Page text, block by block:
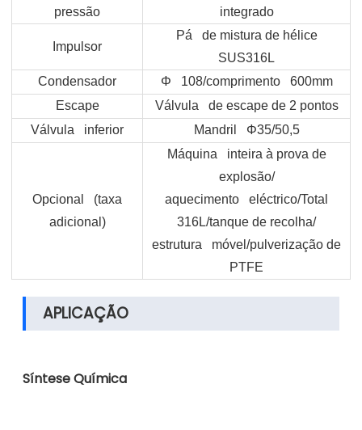
pressão integrado
Impulsor
Pá de mistura de hélice
SUS316L
Condensador
Φ 108/comprimento 600mm
Escape
Válvula de escape de 2 pontos
Válvula inferior
Mandril Φ35/50,5
Opcional (taxa
adicional)
Máquina inteira à prova de
explosão/
aquecimento eléctrico/Total
316L/tanque de recolha/
estrutura móvel/pulverização de
PTFE
APLICAÇÃO
Síntese Química